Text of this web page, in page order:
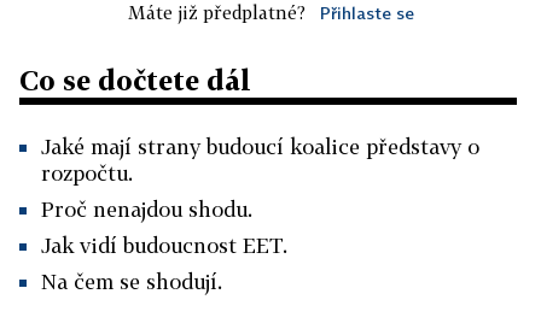
Máte již předplatné? Přihlaste se
Co se dočtete dál
Jaké mají strany budoucí koalice představy o
rozpočtu.
Proč nenajdou shodu.
Jak vidí budoucnost EET.
Na čem se shodují.